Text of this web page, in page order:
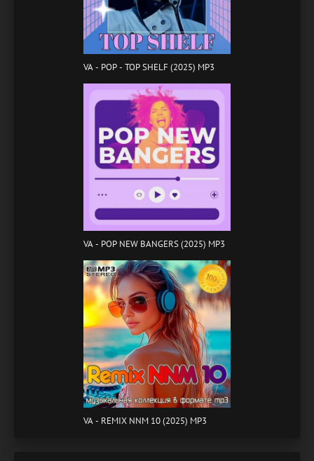
VA - POP - TOP SHELF (2025) MP3
VA - POP NEW BANGERS (2025) MP3
VA - REMIX NNM 10 (2025) MP3